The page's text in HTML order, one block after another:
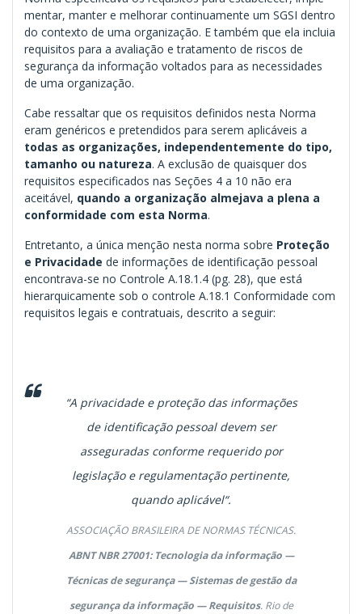
mentar, manter e melhorar continuamente um SGSI dentro
do contexto de uma orga­nização. E também que ela incluia
requisitos para a avaliação e tratamento de riscos de
segurança da informação voltados para as necessidades
de uma organização.
Cabe ressaltar que os requisitos definidos nesta Norma
eram genéricos e pretendidos para serem apli­cáveis a
todas as organizações, independentemente do tipo,
tamanho ou natureza. A exclusão de quaisquer dos
requisitos especificados nas Seções 4 a 10 não era
aceitável, quando a or­ganização almejava a plena a
conformidade com esta Norma.
Entretanto, a única menção nesta norma sobre Proteção
e Privacidade de informações de identificação pessoal
encontrava-se no Controle A.18.1.4 (pg. 28), que está
hierarquicamente sob o controle A.18.1 Conformidade com
requisitos legais e contratuais, descrito a seguir:
“A privacidade e proteção das informações
de identificação pessoal devem ser
asseguradas conforme requerido por
legislação e regulamentação pertinente,
quando aplicável“.
ASSOCIAÇÃO BRASILEIRA DE NORMAS TÉCNICAS.
ABNT NBR 27001: Tecnologia da informação —
Técnicas de segurança — Sistemas de gestão da
segurança da informação — Requisitos. Rio de